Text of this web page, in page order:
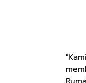
"Kami